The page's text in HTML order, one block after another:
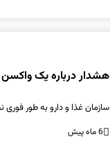
هشدار درباره یک واکسن
سازمان غذا و دارو به طور فوری نسبت به
6 ماه پیش